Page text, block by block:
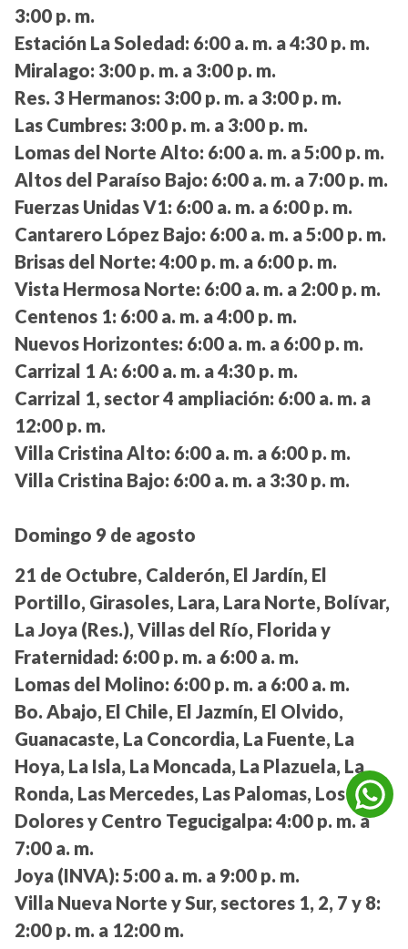
3:00 p. m.
Estación La Soledad: 6:00 a. m. a 4:30 p. m.
Miralago: 3:00 p. m. a 3:00 p. m.
Res. 3 Hermanos: 3:00 p. m. a 3:00 p. m.
Las Cumbres: 3:00 p. m. a 3:00 p. m.
Lomas del Norte Alto: 6:00 a. m. a 5:00 p. m.
Altos del Paraíso Bajo: 6:00 a. m. a 7:00 p. m.
Fuerzas Unidas V1: 6:00 a. m. a 6:00 p. m.
Cantarero López Bajo: 6:00 a. m. a 5:00 p. m.
Brisas del Norte: 4:00 p. m. a 6:00 p. m.
Vista Hermosa Norte: 6:00 a. m. a 2:00 p. m.
Centenos 1: 6:00 a. m. a 4:00 p. m.
Nuevos Horizontes: 6:00 a. m. a 6:00 p. m.
Carrizal 1 A: 6:00 a. m. a 4:30 p. m.
Carrizal 1, sector 4 ampliación: 6:00 a. m. a
12:00 p. m.
Villa Cristina Alto: 6:00 a. m. a 6:00 p. m.
Villa Cristina Bajo: 6:00 a. m. a 3:30 p. m.
Domingo 9 de agosto
21 de Octubre, Calderón, El Jardín, El
Portillo, Girasoles, Lara, Lara Norte, Bolívar,
La Joya (Res.), Villas del Río, Florida y
Fraternidad: 6:00 p. m. a 6:00 a. m.
Lomas del Molino: 6:00 p. m. a 6:00 a. m.
Bo. Abajo, El Chile, El Jazmín, El Olvido,
Guanacaste, La Concordia, La Fuente, La
Hoya, La Isla, La Moncada, La Plazuela, La
Ronda, Las Mercedes, Las Palomas, Los
Dolores y Centro Tegucigalpa: 4:00 p. m. a
7:00 a. m.
Joya (INVA): 5:00 a. m. a 9:00 p. m.
Villa Nueva Norte y Sur, sectores 1, 2, 7 y 8:
2:00 p. m. a 12:00 m.